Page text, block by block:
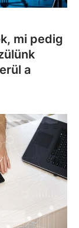
mi pedig
a